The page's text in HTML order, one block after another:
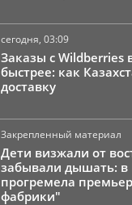
сегодня, 03:09
Заказы с Wildberries
быстрее: как
доставку
Закрепленный материал
Дети визжали от
забывали дышать: в
прогремела
фабрики"